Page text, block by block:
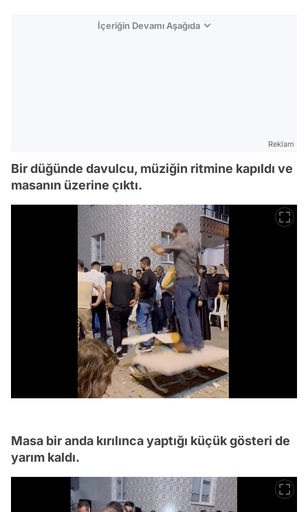
İçeriğin Devamı Aşağıda
Reklam
Bir düğünde davulcu, müziğin ritmine kapıldı ve
masanın üzerine çıktı.
Masa bir anda kırılınca yaptığı küçük gösteri de
yarım kaldı.